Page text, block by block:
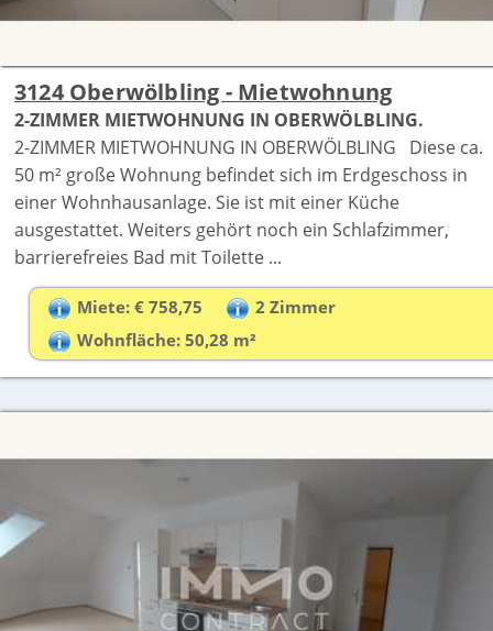
3124 Oberwölbling - Mietwohnung
2-ZIMMER MIETWOHNUNG IN OBERWÖLBLING.
2-ZIMMER MIETWOHNUNG IN OBERWÖLBLING Diese ca.
50 m² große Wohnung befindet sich im Erdgeschoss in
einer Wohnhausanlage. Sie ist mit einer Küche
ausgestattet. Weiters gehört noch ein Schlafzimmer,
barrierefreies Bad mit Toilette ...
Miete: € 758,75
2 Zimmer
Wohnfläche: 50,28 m²